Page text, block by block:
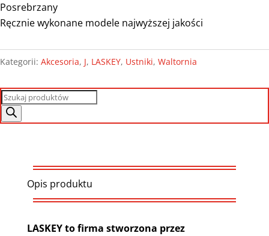
Posrebrzany
Ręcznie wykonane modele najwyższej jakości
Kategorii: Akcesoria, J, LASKEY, Ustniki, Waltornia
Wyszukiwarka
produktów
Opis produktu
LASKEY to firma stworzona przez